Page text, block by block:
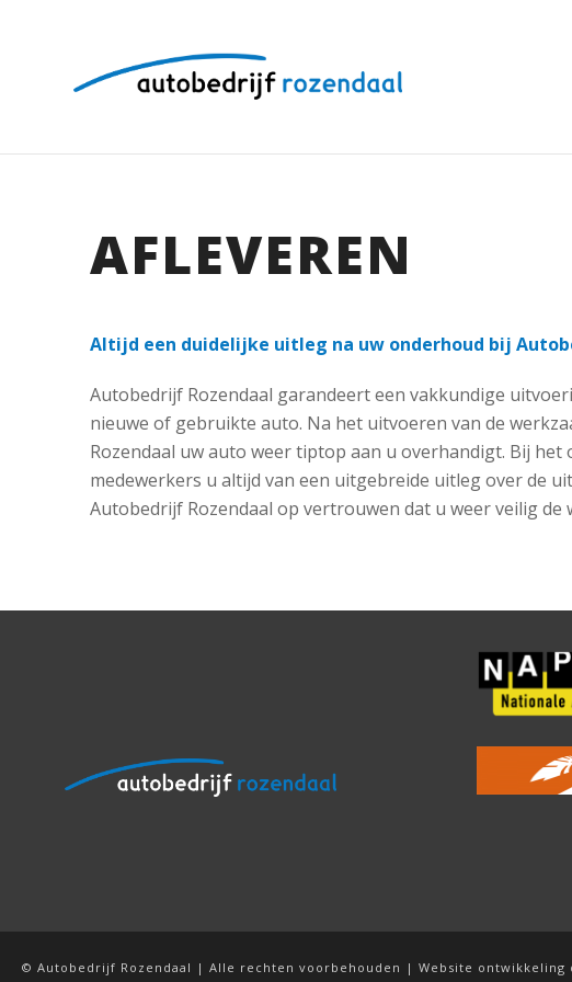
AFLEVEREN
Altijd een duidelijke uitleg na uw onderhoud bij
Autobedrijf Rozendaal garandeert een vakkundige
nieuwe of gebruikte auto. Na het uitvoeren van de
Rozendaal uw auto weer tiptop aan u overhandigt. Bij
medewerkers u altijd van een uitgebreide uitleg over de
Autobedrijf Rozendaal op vertrouwen dat u weer veilig de
© Autobedrijf Rozendaal | Alle rechten voorbehouden | Website ontwikkeling